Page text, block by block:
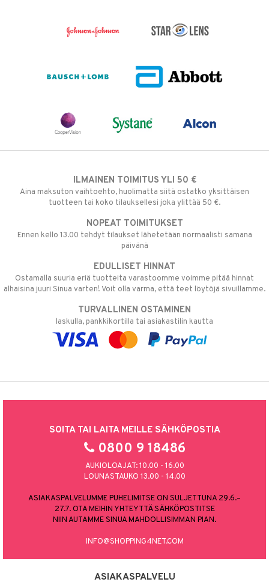
ILMAINEN TOIMITUS YLI 50 €
Aina maksuton vaihtoehto, huolimatta siitä ostatko yksittäisen
tuotteen tai koko tilauksellesi joka ylittää 50 €.
NOPEAT TOIMITUKSET
Ennen kello 13.00 tehdyt tilaukset lähetetään normaalisti samana
päivänä
EDULLISET HINNAT
Ostamalla suuria eriä tuotteita varastoomme voimme pitää hinnat
alhaisina juuri Sinua varten! Voit olla varma, että teet löytöjä sivuillamme.
TURVALLINEN OSTAMINEN
laskulla, pankkikortilla tai asiakastilin kautta
SOITA TAI LAITA MEILLE SÄHKÖPOSTIA
0800 9 18486
AUKIOLOAJAT: 10.00 - 16.00
LOUNASTAUKO 13.00 - 14.00
ASIAKASPALVELUMME PUHELIMITSE ON SULJETTUNA 29.6.–
27.7. OTA MEIHIN YHTEYTTÄ SÄHKÖPOSTITSE
NIIN AUTAMME SINUA MAHDOLLISIMMAN PIAN.
INFO@SHOPPING4NET.COM
ASIAKASPALVELU